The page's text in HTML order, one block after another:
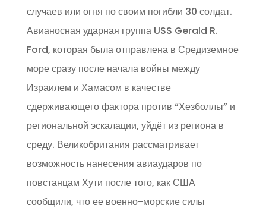
случаев или огня по своим погибли 30 солдат.
Авианосная ударная группа USS Gerald R.
Ford, которая была отправлена в Средиземное
море сразу после начала войны между
Израилем и Хамасом в качестве
сдерживающего фактора против “Хезболлы” и
региональной эскалации, уйдёт из региона в
среду. Великобритания рассматривает
возможность нанесения авиаударов по
повстанцам Хути после того, как США
сообщили, что ее военно-морские силы